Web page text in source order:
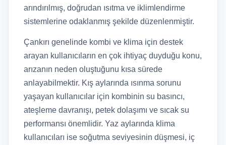
arındırılmış, doğrudan ısıtma ve iklimlendirme
sistemlerine odaklanmış şekilde düzenlenmiştir.
Çankırı genelinde kombi ve klima için destek
arayan kullanıcıların en çok ihtiyaç duyduğu konu,
arızanın neden oluştuğunu kısa sürede
anlayabilmektir. Kış aylarında ısınma sorunu
yaşayan kullanıcılar için kombinin su basıncı,
ateşleme davranışı, petek dolaşımı ve sıcak su
performansı önemlidir. Yaz aylarında klima
kullanıcıları ise soğutma seviyesinin düşmesi, iç